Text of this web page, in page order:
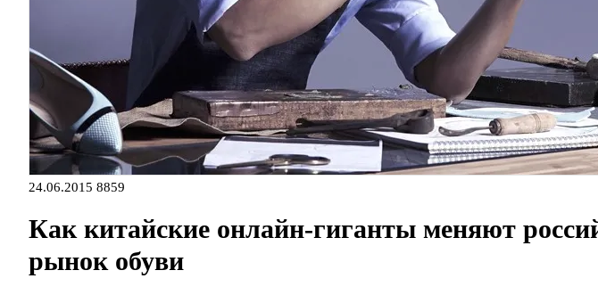
24.06.2015 8859
Как китайские онлайн-гиганты меняют
рынок обуви